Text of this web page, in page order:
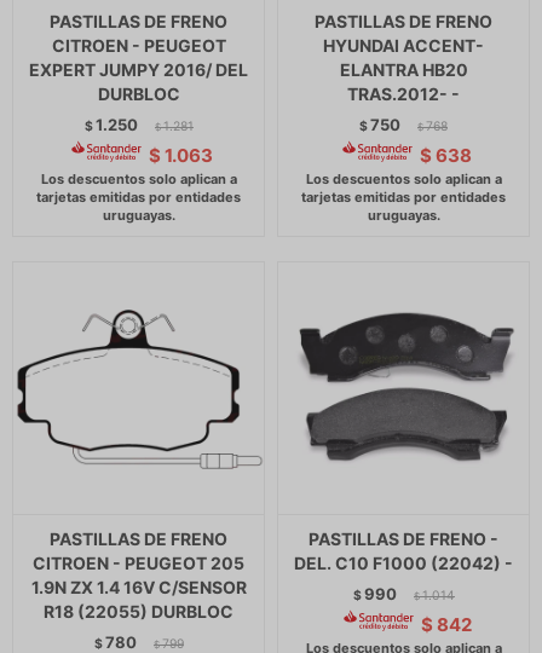
PASTILLAS DE FRENO
CITROEN - PEUGEOT
EXPERT JUMPY 2016/ DEL
DURBLOC
$1.250 $ 1.281
$ 1.063
PASTILLAS DE FRENO
HYUNDAI ACCENT-
ELANTRA HB20
TRAS.2012- -
$750 $ 768
$ 638
PASTILLAS DE FRENO
CITROEN - PEUGEOT 205
1.9N ZX 1.4 16V C/SENSOR
R18 (22055) DURBLOC
$780 $ 799
PASTILLAS DE FRENO -
DEL. C10 F1000 (22042) -
$990 $ 1.014
$ 842